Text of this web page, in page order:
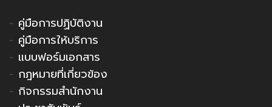
- คู่มือการปฏิบัติงาน
- คู่มือการให้บริการ
- แบบฟอร์มเอกสาร
- กฎหมายที่เกี่ยวข้อง
- กิจกรรมสำนักงาน